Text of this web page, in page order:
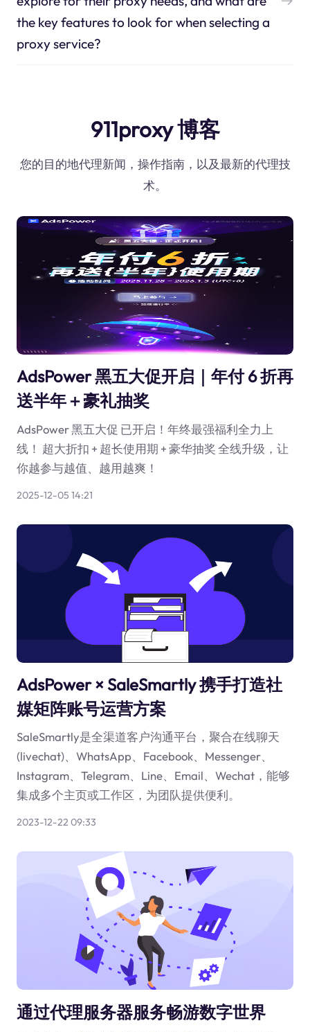
the key features to look for when selecting a
proxy service?
911proxy 博客
您的目的地代理新闻，操作指南，以及最新的代理技
术。
AdsPower 黑五大促开启｜年付 6 折再
送半年＋豪礼抽奖
AdsPower 黑五大促 已开启！年终最强福利全力上
线！ 超大折扣 + 超长使用期 + 豪华抽奖 全线升级，让
你越参与越值、越用越爽！
2025-12-05 14:21
AdsPower × SaleSmartly 携手打造社
媒矩阵账号运营方案
SaleSmartly是全渠道客户沟通平台，聚合在线聊天
(livechat)、WhatsApp、Facebook、Messenger、
Instagram、Telegram、Line、Email、Wechat，能够
集成多个主页或工作区，为团队提供便利。
2023-12-22 09:33
通过代理服务器服务畅游数字世界